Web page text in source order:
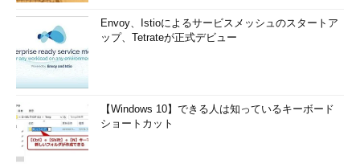
Envoy、Istioによるサービスメッシュのスタートア
ップ、Tetrateが正式デビュー
【Windows 10】できる人は知っているキーボード
ショートカット